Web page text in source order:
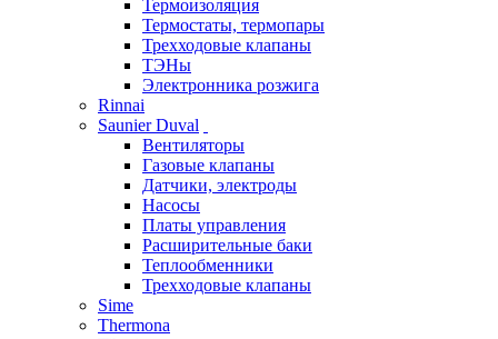
Термоизоляция
Термостаты, термопары
Трехходовые клапаны
ТЭНы
Электронника розжига
Rinnai
Saunier Duval
Вентиляторы
Газовые клапаны
Датчики, электроды
Насосы
Платы управления
Расширительные баки
Теплообменники
Трехходовые клапаны
Sime
Thermona